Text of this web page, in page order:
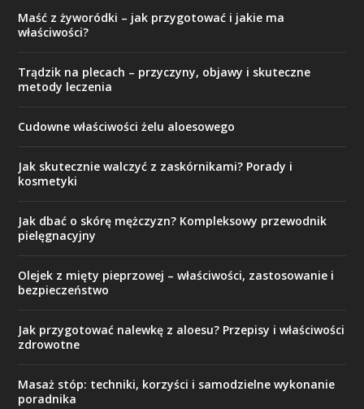
Maść z żyworódki – jak przygotować i jakie ma
właściwości?
Trądzik na plecach – przyczyny, objawy i skuteczne
metody leczenia
Cudowne właściwości żelu aloesowego
Jak skutecznie walczyć z zaskórnikami? Porady i
kosmetyki
Jak dbać o skórę mężczyzn? Kompleksowy przewodnik
pielęgnacyjny
Olejek z mięty pieprzowej – właściwości, zastosowanie i
bezpieczeństwo
Jak przygotować nalewkę z aloesu? Przepisy i właściwości
zdrowotne
Masaż stóp: techniki, korzyści i samodzielne wykonanie
poradnika